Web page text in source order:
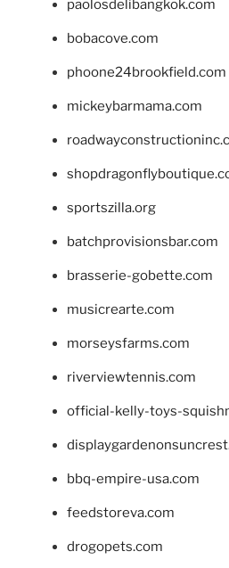
paolosdelibangkok.com
bobacove.com
phoone24brookfield.com
mickeybarmama.com
sportszilla.org
batchprovisionsbar.com
brasserie-gobette.com
musicrearte.com
morseysfarms.com
riverviewtennis.com
official-kelly-toys-
bbq-empire-usa.com
feedstoreva.com
drogopets.com